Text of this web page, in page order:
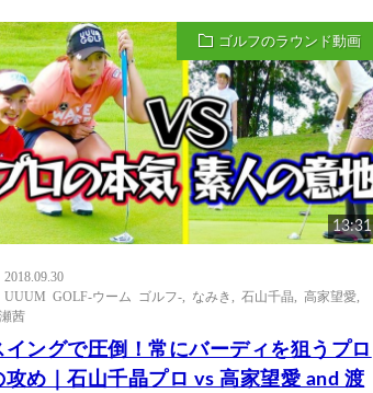
ゴルフのラウンド動画
13:31
2018.09.30
UUUM GOLF-ウーム ゴルフ-
なみき ,石山千晶 ,高家望愛
茜
イングで圧倒！常にバーディを狙うプロ
攻め｜石山千晶プロ vs 高家望愛 and 渡